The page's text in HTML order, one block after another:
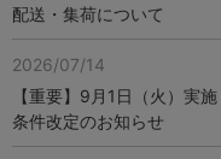
配送・集荷について
2026/07/14
【重要】9月1日（火）実
条件改定のお知らせ